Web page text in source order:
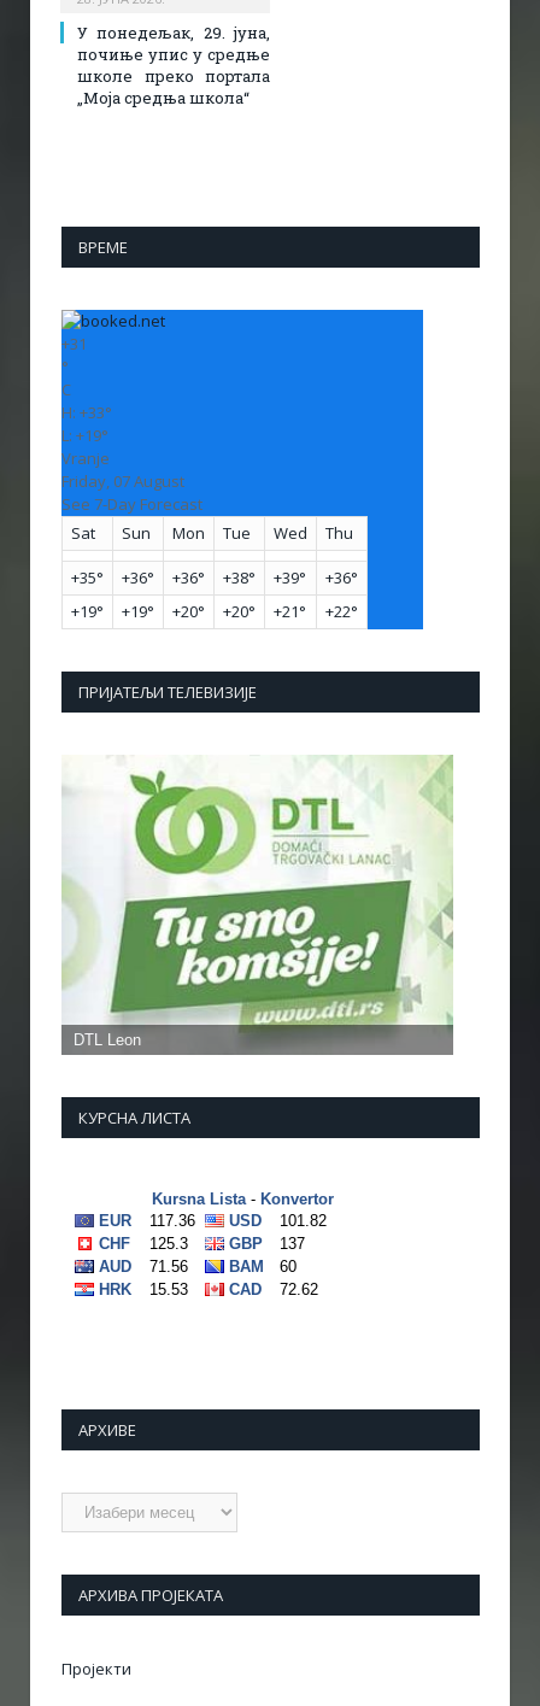
У понедељак, 29. јуна,
почиње упис у средње
школе преко портала
„Моја средња школа“
ВРЕМЕ
+31
°
C
H: +33°
L: +19°
Vranje
Friday, 07 August
See 7-Day Forecast
Sat
Sun Mon Tue Wed Thu
+35° +36° +36° +38° +39° +36°
+19° +19° +20° +20° +21° +22°
ПРИЈАТЕЉИ ТЕЛЕВИЗИЈЕ
КУРСНА ЛИСТА
АРХИВЕ
Архиве
АРХИВА ПРОЈЕКАТА
Пројекти